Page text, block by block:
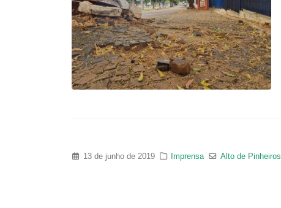
13 de junho de 2019 Imprensa Alto de Pinheiros